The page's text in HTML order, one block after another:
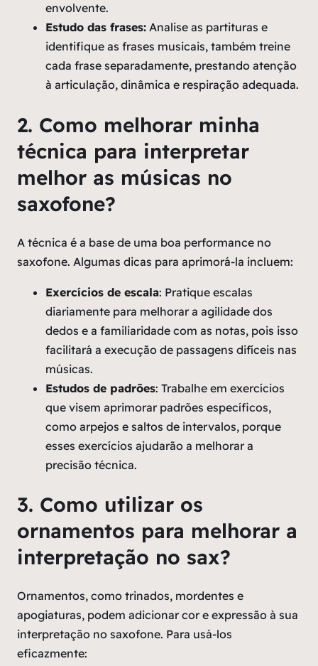
envolvente.
Estudo das frases: Analise as partituras e
identifique as frases musicais, também treine
cada frase separadamente, prestando atenção
à articulação, dinâmica e respiração adequada.
2. Como melhorar minha
técnica para interpretar
melhor as músicas no
saxofone?
A técnica é a base de uma boa performance no
saxofone. Algumas dicas para aprimorá-la incluem:
Exercícios de escala: Pratique escalas
diariamente para melhorar a agilidade dos
dedos e a familiaridade com as notas, pois isso
facilitará a execução de passagens difíceis nas
músicas.
Estudos de padrões: Trabalhe em exercícios
que visem aprimorar padrões específicos,
como arpejos e saltos de intervalos, porque
esses exercícios ajudarão a melhorar a
precisão técnica.
3. Como utilizar os
ornamentos para melhorar a
interpretação no sax?
Ornamentos, como trinados, mordentes e
apogiaturas, podem adicionar cor e expressão à sua
interpretação no saxofone. Para usá-los
eficazmente: